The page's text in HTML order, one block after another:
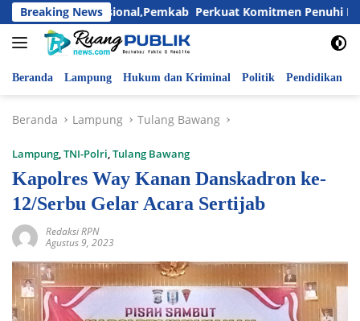
Langsung
ke
konten
Breaking News
Nasional,Pemkab Perkuat Komitmen Penuhi Hak dan
Beranda Lampung Hukum dan Kriminal Politik Pendidikan
Beranda Lampung Tulang Bawang
Lampung,TNI-Polri,Tulang Bawang
Kapolres Way Kanan Danskadron ke-
12/Serbu Gelar Acara Sertijab
Redaksi RPN
Agustus 9, 2023